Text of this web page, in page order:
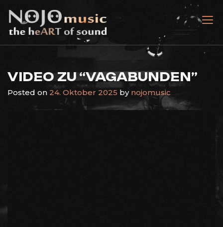
content
the heART of sound
VIDEO ZU “VAGABUNDEN”
Posted on 24. Oktober 2025 by nojomusic